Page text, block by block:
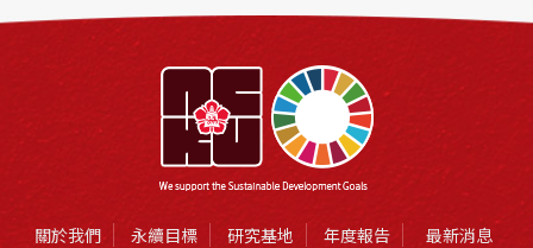
關於我們 永續目標 研究基地 年度報告 最新消息